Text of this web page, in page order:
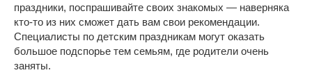
праздники, поспрашивайте своих знакомых — наверняка
кто-то из них сможет дать вам свои рекомендации.
Специалисты по детским праздникам могут оказать
большое подспорье тем семьям, где родители очень
заняты.